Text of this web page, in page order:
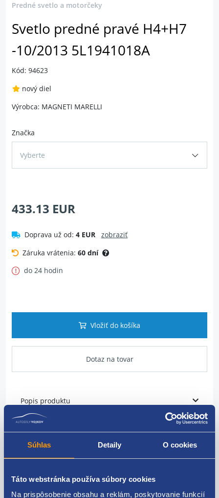
Súhlas Detaily O cookies
Táto webstránka používa súbory cookies
Na prispôsobenie obsahu a reklám, poskytovanie funkcií
Predné svetlo a motorčeky
Svetlo predné pravé H4+H7
-10/2013 5L1941018A
Kód: 94623
nový diel
Výrobca: MAGNETI MARELLI
Značka
Vyberte
433.13 EUR
Doprava už od: 4 EUR
zobraziť
Záruka vrátenia: 60 dní
do 24 hodin
Vložiť do košíka
Dotaz na tovar
Popis produktu
Predné svetlo
typ svetla: H4+H7
pre vozidlá do roku -10/2013